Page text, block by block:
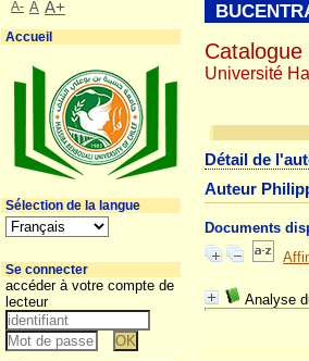
Détail de
Auteur
Documents
Analyse
Université
A- A A+
Accueil
Sélection de la langue
Se connecter
accéder à votre compte de
lecteur